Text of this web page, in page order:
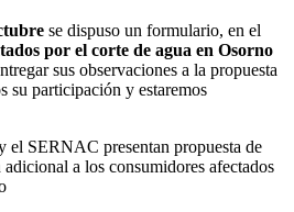
se dispuso un formulario, en el
por el corte de agua en Osorno
sus observaciones a la propuesta
su participación y estaremos